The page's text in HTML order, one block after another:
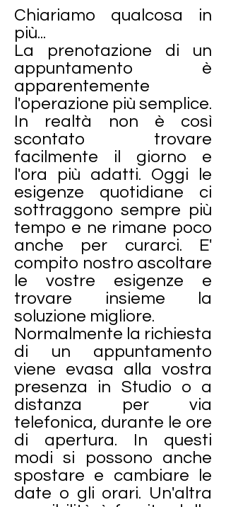
Chiariamo qualcosa in
più...
La prenotazione di un
appuntamento è
apparentemente
l'operazione più semplice.
In realtà non è così
scontato trovare
facilmente il giorno e
l'ora più adatti. Oggi le
esigenze quotidiane ci
sottraggono sempre più
tempo e ne rimane poco
anche per curarci. E'
compito nostro ascoltare
le vostre esigenze e
trovare insieme la
soluzione migliore.
Normalmente la richiesta
di un appuntamento
viene evasa alla vostra
presenza in Studio o a
distanza per via
telefonica, durante le ore
di apertura. In questi
modi si possono anche
spostare e cambiare le
date o gli orari. Un'altra